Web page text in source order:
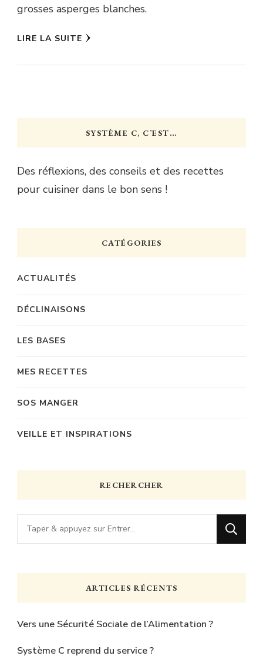
grosses asperges blanches.
LIRE LA SUITE
SYSTÈME C, C’EST…
Des réflexions, des conseils et des recettes
pour cuisiner dans le bon sens !
CATÉGORIES
ACTUALITÉS
DÉCLINAISONS
LES BASES
MES RECETTES
SOS MANGER
VEILLE ET INSPIRATIONS
RECHERCHER
Vous
recherchiez
chose
ARTICLES RÉCENTS
Vers une Sécurité Sociale de l’Alimentation ?
Système C reprend du service ?